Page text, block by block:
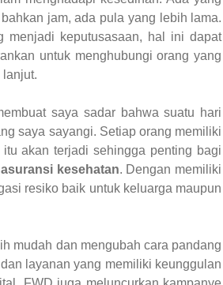
jam, ada pula yang lebih lama.
menjadi keputusasaan, hal ini dapat
untuk menghubungi orang yang
saya sadar bahwa suatu hari
saya sayangi. Setiap orang memiliki
akan terjadi sehingga penting bagi
asuransi kesehatan. Dengan memiliki
resiko baik untuk keluarga maupun
mudah dan mengubah cara pandang
layanan yang memiliki keunggulan